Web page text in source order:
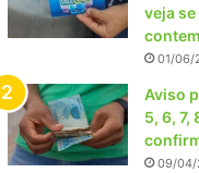
veja
01/06/
Aviso
5, 6, 7,
09/